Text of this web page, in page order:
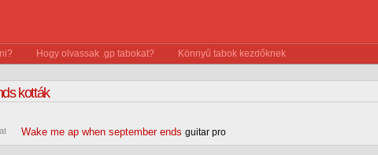
Hogy olvassak .gp tabokat? Könnyű tabok kezdőknek
kották
Wake me ap when september ends guitar pro